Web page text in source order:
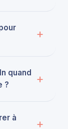
quand
?
à